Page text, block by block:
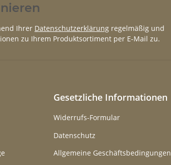
Ihrer Datenschutzerklärung regelmäßig und
zu Ihrem Produktsortiment per E-Mail zu.
Gesetzliche Informationen
Widerrufs-Formular
Datenschutz
Allgemeine Geschäftsbedingungen